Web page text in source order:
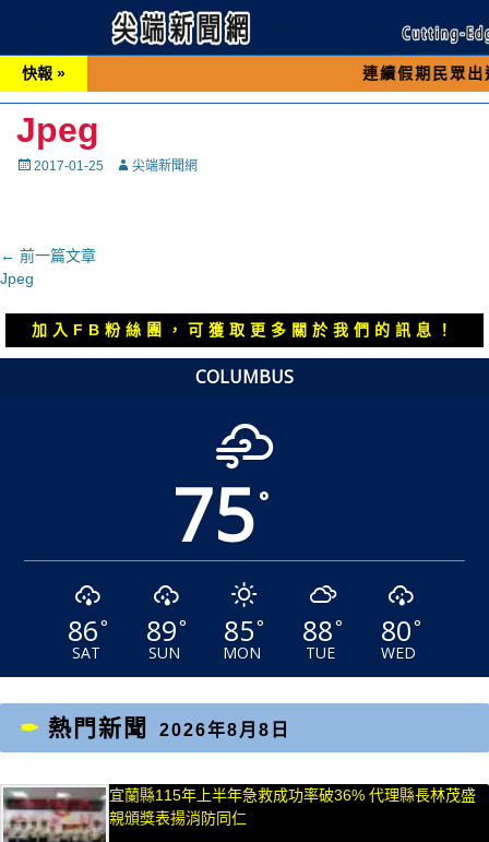
快報 » 連續假期民眾出遊可先撥
Jpeg
Posted
2017-01-25 Autor尖端新聞網
文
章
導
← 前一篇文章
上
文
Jpeg
加入FB粉絲團，可獲取更多關於我們的訊息！
COLUMBUS
75°
86°
SAT
89°
SUN
85°
MON
88°
TUE
80°
WED
熱門新聞 2026年8月8日
宜蘭縣115年上半年急救成功率破36% 代理縣長林茂盛
親頒獎表揚消防同仁